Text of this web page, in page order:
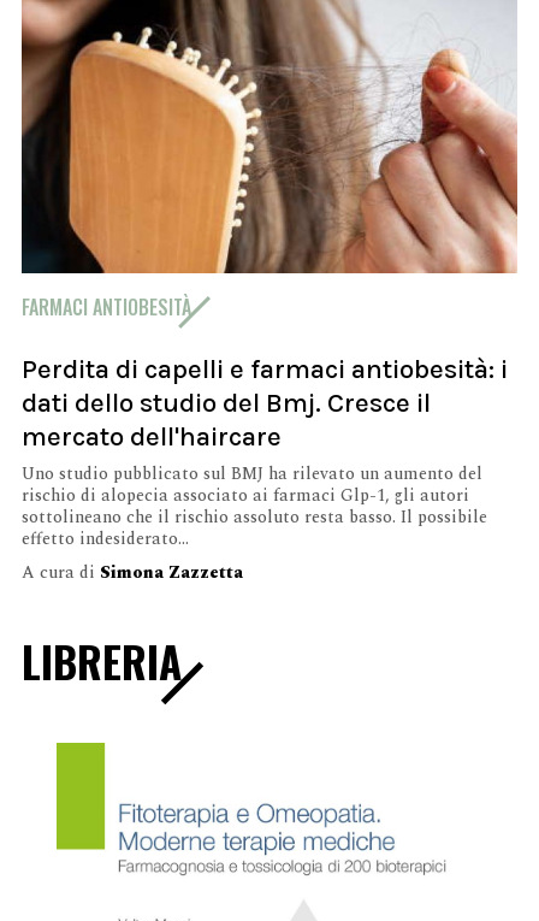
FARMACI ANTIOBESITÀ
Perdita di capelli e farmaci antiobesità: i
dati dello studio del Bmj. Cresce il
mercato dell'haircare
Uno studio pubblicato sul BMJ ha rilevato un aumento del
rischio di alopecia associato ai farmaci Glp-1, gli autori
sottolineano che il rischio assoluto resta basso. Il possibile
effetto indesiderato...
A cura di Simona Zazzetta
LIBRERIA